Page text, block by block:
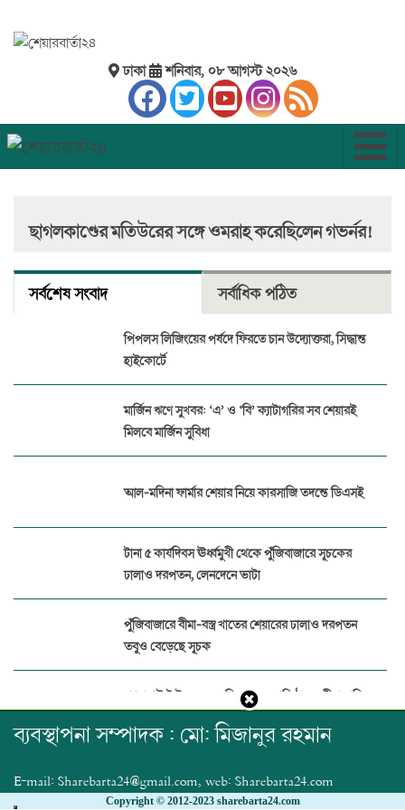
ঢাকা শনিবার, ০৮ আগস্ট ২০২৬
ছাগলকাণ্ডের মতিউরের সঙ্গে ওমরাহ করেছিলেন গভর্নর!
সর্বশেষ সংবাদ সর্বাধিক পঠিত
পিপলস লিজিংয়ের পর্ষদে ফিরতে চান উদ্যোক্তরা, সিদ্ধান্ত
হাইকোর্টে
মার্জিন ঋণে সুখবর: ‘এ’ ও ‘বি’ ক্যাটাগরির সব শেয়ারই
মিলবে মার্জিন সুবিধা
আল-মদিনা ফার্মার শেয়ার নিয়ে কারসাজি তদন্তে ডিএসই
টানা ৫ কার্যদিবস ঊর্ধ্বমুখী থেকে পুঁজিবাজারে সূচকের
ঢালাও দরপতন, লেনদেনে ভাটা
পুঁজিবাজারে বীমা-বস্ত্র খাতের শেয়ারের ঢালাও দরপতন
তবুও বেড়েছে সূচক
প্যারামাউন্ট ইন্স্যুরেন্সের বিরুদ্ধে ১৭ প্রতিষ্ঠানের বীমা দাবির
অর্থ আত্মসাত
জোরদার বিএসইসির
ব্যবস্থাপনা সম্পাদক : মো: মিজানুর রহমান
E-mail: Sharebarta24@gmail.com, web: Sharebarta24.com
Copyright © 2012-2023 sharebarta24.com